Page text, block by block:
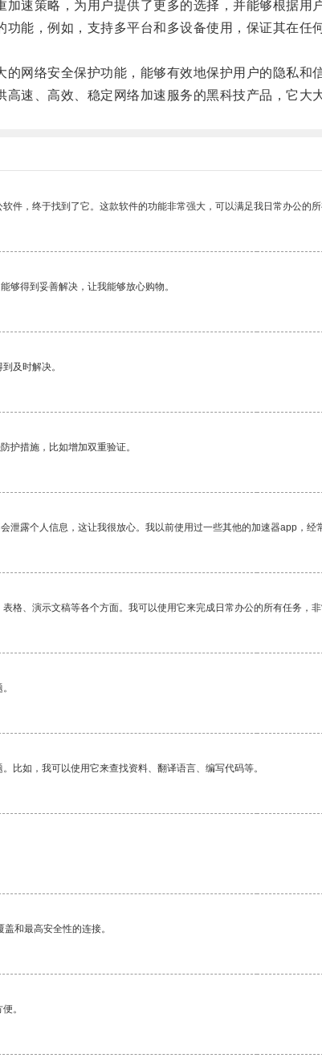
策略，为用户提供了更多的选择，并能够根据用
，例如，支持多平台和多设备使用，保证其在任
络安全保护功能，能够有效地保护用户的隐私和信
、高效、稳定网络加速服务的黑科技产品，它大
件，终于找到了它。这款软件的功能非常强大，可以满足我日常办公的
够得到妥善解决，让我能够放心购物。
及时解决。
护措施，比如增加双重验证。
泄露个人信息，这让我很放心。我以前使用过一些其他的加速器app，经
格、演示文稿等各个方面。我可以使用它来完成日常办公的所有任务，非
比如，我可以使用它来查找资料、翻译语言、编写代码等。
和最高安全性的连接。
。